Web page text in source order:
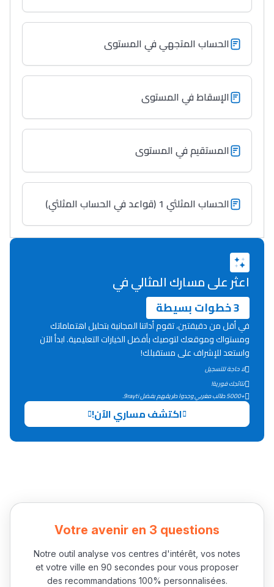
Lycée Maroc
التعليم الثانوي التأهيلي
Collège au Maroc
+ de 78 Sujets
Interviews/Vidéos
دليل المهن
ما يزيد عن 149 مهنة
دليل التوجيه
التوجيه بالثانوي و الإعدادي
باش تقدر تساعد الناس
يلقاو التوازن من الدّاخل
الحساب المتجهي في المستوى
الإسقاط في المستوى
المستقيم في المستوى
الحساب المثلثي 1 (قواعد في الحساب المثلثي)
اعثر على مسارك المثالي في
3 خطوات بسيطة
في أقل من دقيقتين، تقوم أداتنا المجانية بتحليل اهتماماتك
ومستواك وموقعك لتوصيك بأفضل الخيارات التعليمية. ابدأ الآن
واستعد للإشراف على مستقبلك!
لا حاجة للتسجيل
نتائجك فورية!
+5000 طالب مغربي وجدوا طريقهم بفضل 9rayti.
اكتشف مساري الآن!
Votre avenir en 3 questions
Notre outil analyse vos centres d'intérêt, vos notes
et votre ville en 90 secondes pour vous proposer
des recommandations 100% personnalisées.